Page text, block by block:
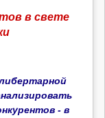
в свете
- в